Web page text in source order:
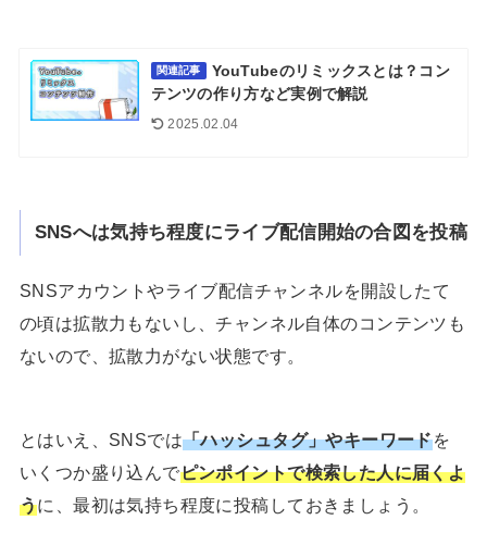
関連記事
YouTubeのリミックスとは？コン
テンツの作り方など実例で解説
2025.02.04
SNSへは気持ち程度にライブ配信開始の合図を投稿
SNSアカウントやライブ配信チャンネルを開設したて
の頃は拡散力もないし、チャンネル自体のコンテンツも
ないので、拡散力がない状態です。
とはいえ、SNSでは「ハッシュタグ」やキーワードを
いくつか盛り込んでピンポイントで検索した人に届くよ
うに、最初は気持ち程度に投稿しておきましょう。